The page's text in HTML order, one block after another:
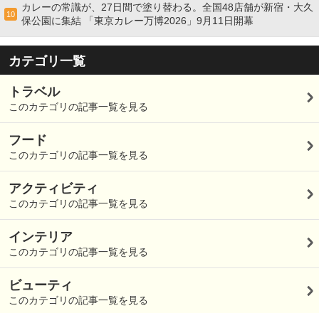
10
カレーの常識が、27日間で塗り替わる。全国48店舗が新宿・大久
保公園に集結 「東京カレー万博2026」9月11日開幕
カテゴリ一覧
トラベル
このカテゴリの記事一覧を見る
フード
このカテゴリの記事一覧を見る
アクティビティ
このカテゴリの記事一覧を見る
インテリア
このカテゴリの記事一覧を見る
ビューティ
このカテゴリの記事一覧を見る